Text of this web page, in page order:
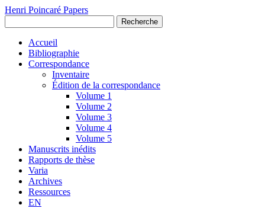
Henri Poincaré Papers
Recherche
Accueil
Bibliographie
Correspondance
Inventaire
Édition de la correspondance
Volume 1
Volume 2
Volume 3
Volume 4
Volume 5
Manuscrits inédits
Rapports de thèse
Varia
Archives
Ressources
EN